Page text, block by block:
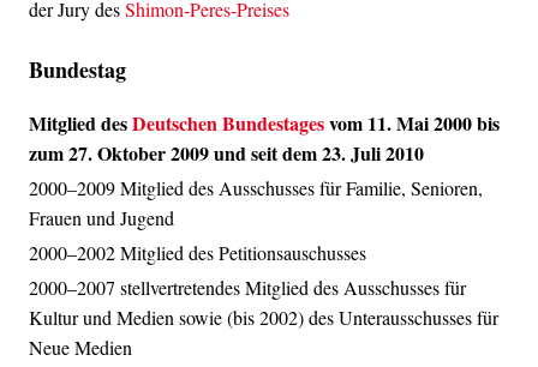
der Jury desShimon-Peres-Preises
Bundestag
Mitglied desDeutschen Bundestagesvom 11. Mai 2000 bis
zum 27. Oktober 2009 und seit dem 23. Juli 2010
2000–2009 Mitglied des Ausschusses für Familie, Senioren,
Frauen und Jugend
2000–2002 Mitglied des Petitionsauschusses
2000–2007 stellvertretendes Mitglied des Ausschusses für
Kultur und Medien sowie (bis 2002) des Unterausschusses für
Neue Medien